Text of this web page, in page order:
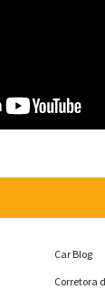
Car Blog
Corretora